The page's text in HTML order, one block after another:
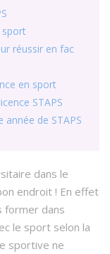
sport
réussir en fac
en sport
STAPS
année de STAPS
dans le
endroit ! En effet
former dans
le sport selon la
sportive ne